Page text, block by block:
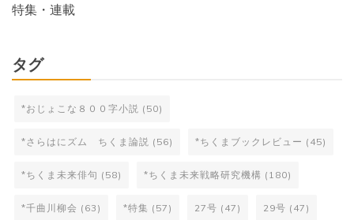
特集・連載
タグ
*おじょこな８００字小説 (50)
*さらはにズム ちくま論説 (56) *ちくまブックレビュー (45)
*ちくま未来俳句 (58) *ちくま未来戦略研究機構 (180)
*千曲川柳会 (63) *特集 (57) 27号 (47) 29号 (47)